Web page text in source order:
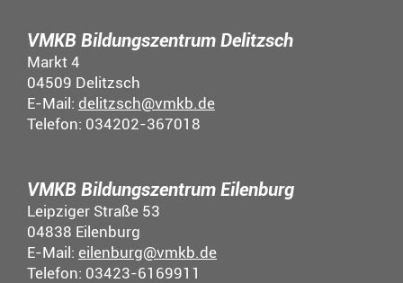
VMKB Bildungszentrum Delitzsch
Markt 4
04509 Delitzsch
E-Mail: delitzsch@vmkb.de
Telefon: 034202-367018
VMKB Bildungszentrum Eilenburg
Leipziger Straße 53
04838 Eilenburg
E-Mail: eilenburg@vmkb.de
Telefon: 03423-6169911